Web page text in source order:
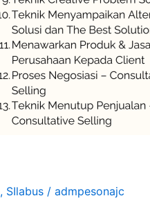
, SIlabus / admpesonajc